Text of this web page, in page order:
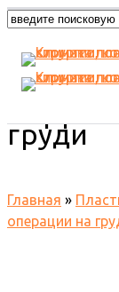
груди
Главная »
операции на